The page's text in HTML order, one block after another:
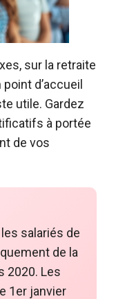
sur la retraite
d’accueil
utile. Gardez
à portée
de vos
salariés de
de la
2020. Les
1er janvier